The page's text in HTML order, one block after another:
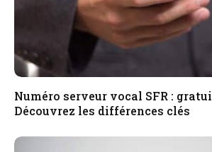
Numéro serveur vocal SFR :
Découvrez les différences clés